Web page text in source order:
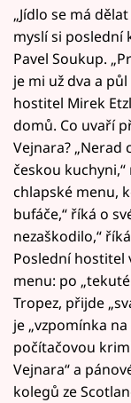
„Jídlo se má
myslí si poslední
Pavel Soukup.
je mi už dva a
hostitel Mirek
domů. Co uvaří
Vejnara?
českou
chlapské menu,
bufáče,“ říká o
nezaškodilo,“
Poslední hostitel
menu: po
Tropez, přijde
je „vzpomínka
počítačovou
Vejnara“ a
kolegů ze